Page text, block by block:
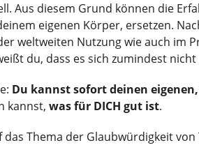
Aus diesem Grund können die
eigenen Körper, ersetzen.
weltweiten Nutzung wie auch im
du, dass es sich zumindest
Du kannst sofort deinen
kannst,was für DICH gut ist.
das Thema der Glaubwürdigkeit